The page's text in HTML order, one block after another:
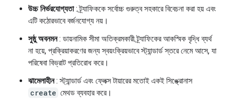
উচ্চ নির্ভরযোগ্যতা: ট্র্যাফিককে সর্বোচ্চ গুরুত্ব সহকারে বিবেচনা করা হয় এবং
এটি কঠোরভাবে বর্জনযোগ্য নয়।
সুষ্ঠু অবনমন: ডায়নামিক সীমা অতিক্রমকারী ট্র্যাফিকের আকস্মিক বৃদ্ধি ব্যর্থ
না হয়ে, প্রক্রিয়াকরণের জন্য স্বয়ংক্রিয়ভাবে স্ট্যান্ডার্ড স্তরে নেমে আসে, যা
পরিষেবা বিভ্রাট প্রতিরোধ করে।
ঝামেলাহীন: স্ট্যান্ডার্ড এবং ফ্লেক্স টায়ারের মতোই একই সিঙ্ক্রোনাস
create মেথড ব্যবহার করে।